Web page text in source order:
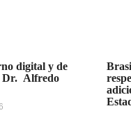
digital y de
Dr. Alfredo